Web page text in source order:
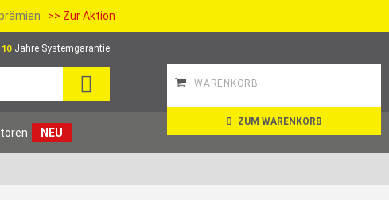
>> Zur Aktion
10 Jahre Systemgarantie
WARENKORB
ZUM WARENKORB
NEU